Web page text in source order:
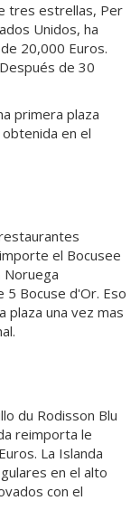
tres estrellas, Per
Unidos, ha
20,000 Euros.
de 30
primera plaza
en el
el Bocusee
Noruega
Bocuse d'Or. Eso
plaza una vez mas
du Rodisson Blu
reimporta le
La Islanda
en el alto
con el